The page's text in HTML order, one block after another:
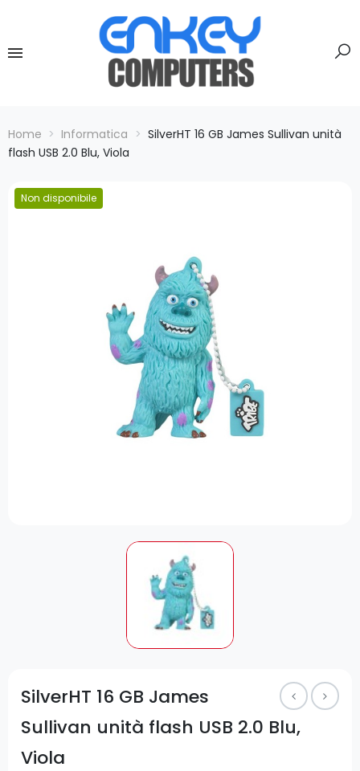
Home Informatica
SilverHT 16 GB James Sullivan unità
flash USB 2.0 Blu, Viola
Non disponibile
SilverHT 16 GB James
Sullivan unità flash USB 2.0 Blu,
Viola